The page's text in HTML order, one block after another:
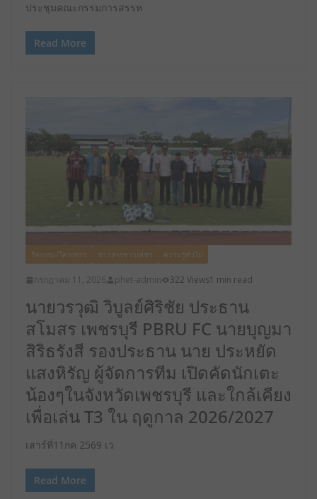
ประชุมคณะกรรมการสรรห
Read More
กิจกรรม/โครงการ ข่าวสารชาวเพชร ความรู้ทั่วไป
กรกฎาคม 11, 2026 phet-admin 322 Views1 min read
นายวรวุฒิ วิบูลย์ศิริชัย ประธาน
สโมสร เพชรบุรี PBRU FC นายบุญมา
สิริธรังสี รองประธาน นาย ประหยัด
แสงหิรัญ ผู้จัดการทีม เปิดคัดนักเตะ
น้องๆในจังหวัดเพชรบุรี และใกล้เคียง
เพื่อเล่น T3 ใน ฤดูกาล 2026/2027
เสาร์ที่11กค 2569 เว
Read More